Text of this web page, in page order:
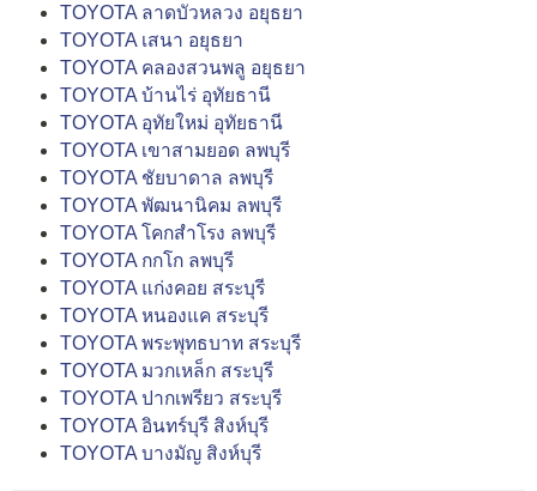
TOYOTA ลาดบัวหลวง อยุธยา
TOYOTA เสนา อยุธยา
TOYOTA คลองสวนพลู อยุธยา
TOYOTA บ้านไร่ อุทัยธานี
TOYOTA อุทัยใหม่ อุทัยธานี
TOYOTA เขาสามยอด ลพบุรี
TOYOTA ชัยบาดาล ลพบุรี
TOYOTA พัฒนานิคม ลพบุรี
TOYOTA โคกสำโรง ลพบุรี
TOYOTA กกโก ลพบุรี
TOYOTA แก่งคอย สระบุรี
TOYOTA หนองแค สระบุรี
TOYOTA พระพุทธบาท สระบุรี
TOYOTA มวกเหล็ก สระบุรี
TOYOTA ปากเพรียว สระบุรี
TOYOTA อินทร์บุรี สิงห์บุรี
TOYOTA บางมัญ สิงห์บุรี